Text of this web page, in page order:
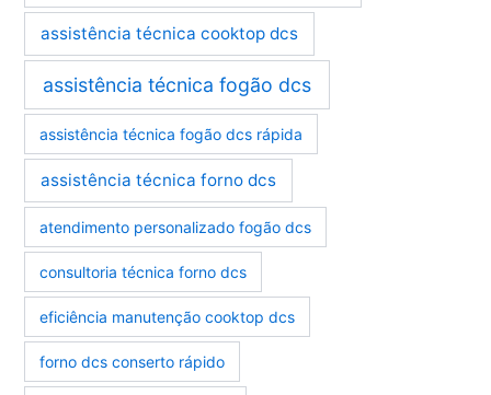
assistência técnica cooktop dcs
assistência técnica fogão dcs
assistência técnica fogão dcs rápida
assistência técnica forno dcs
atendimento personalizado fogão dcs
consultoria técnica forno dcs
eficiência manutenção cooktop dcs
forno dcs conserto rápido